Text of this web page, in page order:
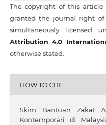
The copyright of this
granted the journal right
simultaneously licensed
Attribution 4.0
otherwise stated.
HOW TO CITE
Skim Bantuan Zakat
Kontemporari di